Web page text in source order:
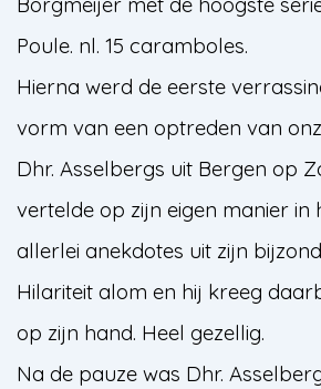
Poule. nl. 15 caramboles.
Hierna werd de eerste
vorm van een optreden van
Dhr. Asselbergs uit Bergen op
vertelde op zijn eigen manier in
allerlei anekdotes uit zijn
Hilariteit alom en hij kreeg
op zijn hand. Heel gezellig.
Na de pauze was Dhr.